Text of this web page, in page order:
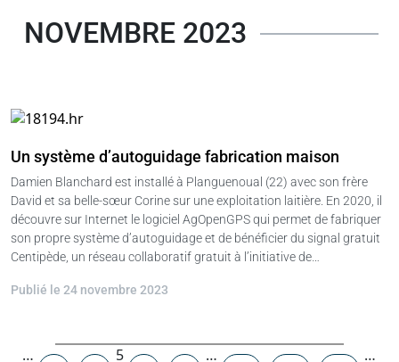
NOVEMBRE 2023
Un système d’autoguidage fabrication maison
Damien Blanchard est installé à Planguenoual (22) avec son frère
David et sa belle-sœur Corine sur une exploitation laitière. En 2020, il
découvre sur Internet le logiciel AgOpenGPS qui permet de fabriquer
son propre système d’autoguidage et de bénéficier du signal gratuit
Centipède, un réseau collaboratif gratuit à l’initiative de…
Publié le 24 novembre 2023
… 5 … …